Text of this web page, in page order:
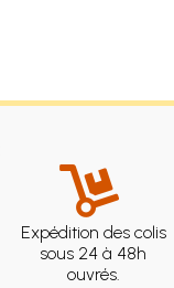
Expédition des colis
sous 24 à 48h
ouvrés.